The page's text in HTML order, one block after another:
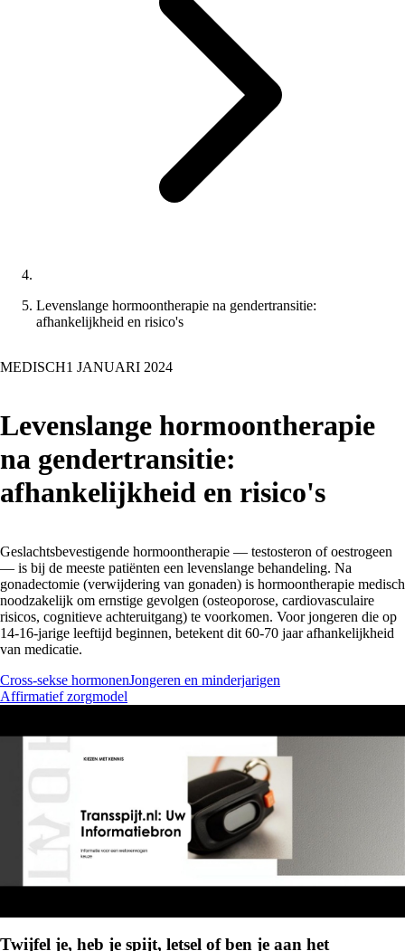
Levenslange hormoontherapie na gendertransitie:
afhankelijkheid en risico's
MEDISCH1 JANUARI 2024
Levenslange hormoontherapie
na gendertransitie:
afhankelijkheid en risico's
Geslachtsbevestigende hormoontherapie — testosteron of oestrogeen
— is bij de meeste patiënten een levenslange behandeling. Na
gonadectomie (verwijdering van gonaden) is hormoontherapie medisch
noodzakelijk om ernstige gevolgen (osteoporose, cardiovasculaire
risicos, cognitieve achteruitgang) te voorkomen. Voor jongeren die op
14-16-jarige leeftijd beginnen, betekent dit 60-70 jaar afhankelijkheid
van medicatie.
Cross-sekse hormonenJongeren en minderjarigen
Affirmatief zorgmodel
Twijfel je, heb je spijt, letsel of ben je aan het